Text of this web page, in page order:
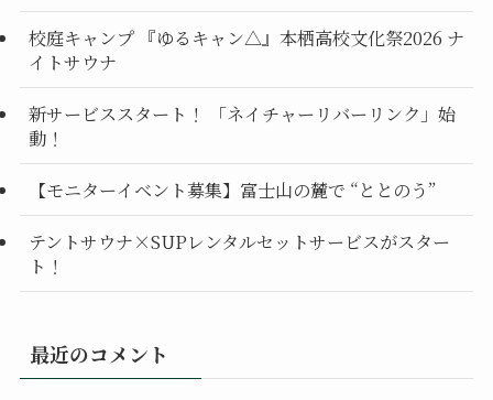
校庭キャンプ 『ゆるキャン△』本栖高校文化祭2026 ナ
イトサウナ
新サービススタート！ 「ネイチャーリバーリンク」始
動！
【モニターイベント募集】富士山の麓で “ととのう”
テントサウナ×SUPレンタルセットサービスがスター
ト！
最近のコメント